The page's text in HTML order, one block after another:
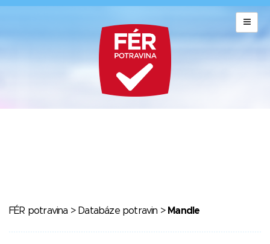
FÉR potravina > Databáze potravin > Mandle